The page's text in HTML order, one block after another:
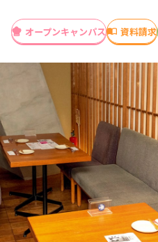
オープンキャンパス 資料請求